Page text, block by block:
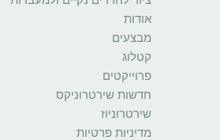
אודות
מבצעים
קטלוג
פרוייקטים
חדשות שירטרוניקס
שירטרוניוז
מדיניות פרטיות